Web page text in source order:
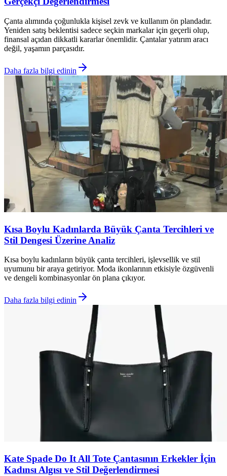
Çanta alımında çoğunlukla kişisel zevk ve kullanım ön plandadır.
Yeniden satış beklentisi sadece seçkin markalar için geçerli olup,
finansal açıdan dikkatli kararlar önemlidir. Çantalar yatırım aracı
değil, yaşamın parçasıdır.
Daha fazla bilgi edinin
Kısa Boylu Kadınlarda Büyük Çanta Tercihleri ve
Stil Dengesi Üzerine Analiz
Kısa boylu kadınların büyük çanta tercihleri, işlevsellik ve stil
uyumunu bir araya getiriyor. Moda ikonlarının etkisiyle özgüvenli
ve dengeli kombinasyonlar ön plana çıkıyor.
Daha fazla bilgi edinin
Kate Spade Do It All Tote Çantasının Erkekler İçin
Kadınsı Algısı ve Stil Değerlendirmesi